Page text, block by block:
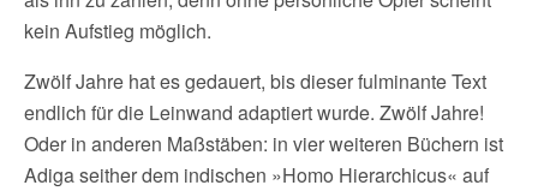
kein Aufstieg möglich.
Zwölf Jahre hat es gedauert, bis dieser fulminante Text
endlich für die Leinwand adaptiert wurde. Zwölf Jahre!
Oder in anderen Maßstäben: in vier weiteren Büchern ist
Adiga seither dem indischen »Homo Hierarchicus« auf